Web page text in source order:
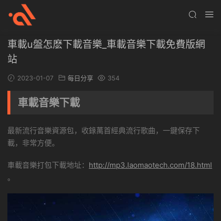
車載u盤怎麽下載音樂_車載音樂下載免費版網
站
2023-01-07 每日分享 354
車載音樂下載
最新流行音樂資源包，收錄萬首經典流行歌曲，一鍵保存下
載，非常方便。
車載音樂打包下載地址： http://mp3.laomaotech.com/18.html
。